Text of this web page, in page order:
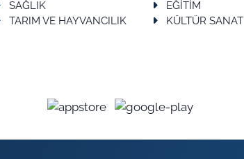
SAĞLIK
EĞİTİM
TARIM VE HAYVANCILIK
KÜLTÜR SANAT